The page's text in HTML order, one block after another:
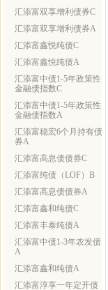
汇添富双享增利债券C
汇添富双享增利债券A
汇添富鑫悦纯债C
汇添富鑫悦纯债A
汇添富中债1-5年政策性
金融债指数C
汇添富中债1-5年政策性
金融债指数A
汇添富稳宏6个月持有债
券A
汇添富高息债债券C
汇添富纯债（LOF）B
汇添富高息债债券A
汇添富鑫和纯债C
汇添富丰泰纯债A
汇添富中债1-3年农发债
A
汇添富鑫和纯债A
汇添富淳享一年定开债